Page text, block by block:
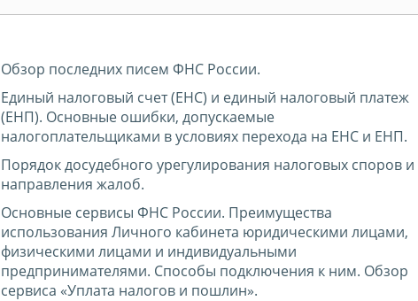
Обзор последних писем ФНС России.
Единый налоговый счет (ЕНС) и единый налоговый платеж
(ЕНП). Основные ошибки, допускаемые
налогоплательщиками в условиях перехода на ЕНС и ЕНП.
Порядок досудебного урегулирования налоговых споров и
направления жалоб.
Основные сервисы ФНС России. Преимущества
использования Личного кабинета юридическими лицами,
физическими лицами и индивидуальными
предпринимателями. Способы подключения к ним. Обзор
сервиса «Уплата налогов и пошлин».